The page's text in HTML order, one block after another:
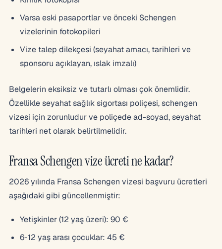
Varsa eski pasaportlar ve önceki Schengen
vizelerinin fotokopileri
Vize talep dilekçesi (seyahat amacı, tarihleri ve
sponsoru açıklayan, ıslak imzalı)
Belgelerin eksiksiz ve tutarlı olması çok önemlidir.
Özellikle seyahat sağlık sigortası poliçesi, schengen
vizesi için zorunludur ve poliçede ad-soyad, seyahat
tarihleri net olarak belirtilmelidir.
Fransa Schengen vize ücreti ne kadar?
2026 yılında Fransa Schengen vizesi başvuru ücretleri
aşağıdaki gibi güncellenmiştir:
Yetişkinler (12 yaş üzeri): 90 €
6-12 yaş arası çocuklar: 45 €